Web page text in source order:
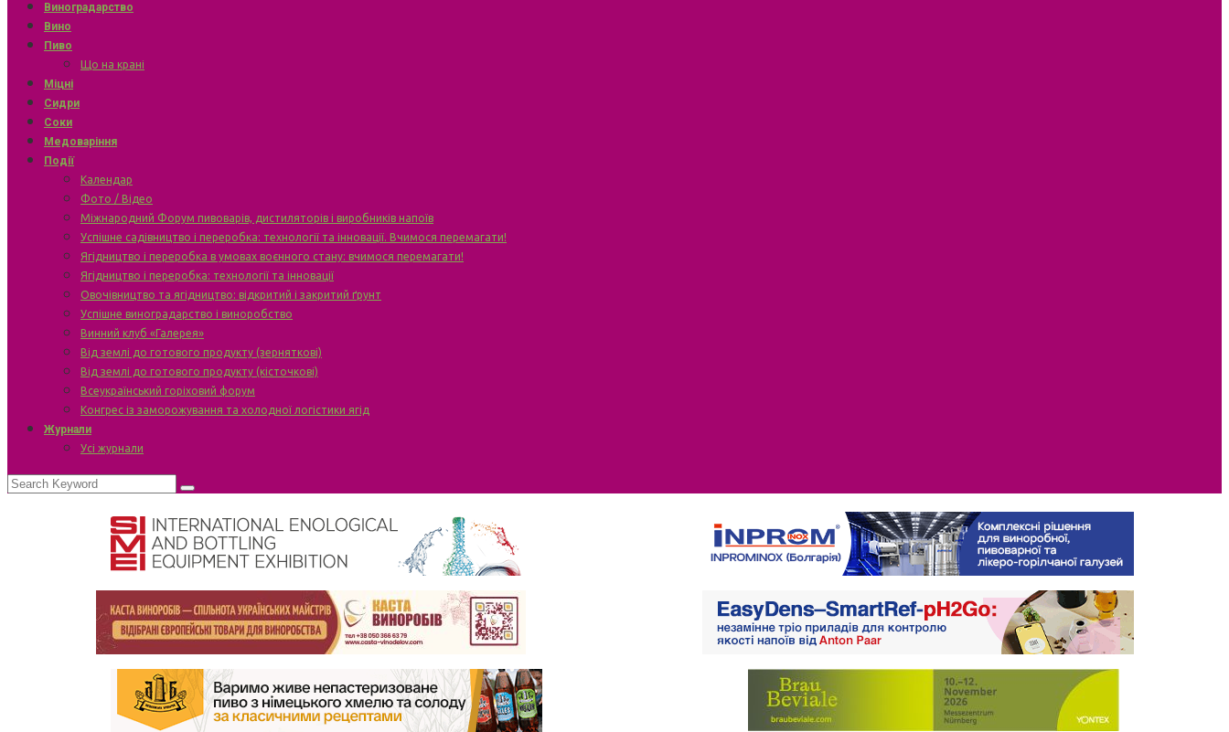
Виноградарство
Вино
Пиво
Що на крані
Міцні
Сидри
Соки
Медоваріння
Події
Календар
Фото / Відео
Міжнародний Форум пивоварів, дистиляторів і виробників напоїв
Успішне садівництво і переробка: технології та інновації. Вчимося перемагати!
Ягідництво і переробка в умовах воєнного стану: вчимося перемагати!
Ягідництво і переробка: технології та інновації
Овочівництво та ягідництво: відкритий і закритий ґрунт
Успішне виноградарство і виноробство
Винний клуб «Галерея»
Від землі до готового продукту (зерняткові)
Від землі до готового продукту (кісточкові)
Всеукраїнський горіховий форум
Конгрес із заморожування та холодної логістики ягід
Журнали
Усі журнали